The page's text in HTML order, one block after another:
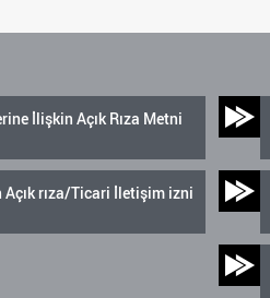
İlişkin Açık Rıza Metni
rıza/Ticari İletişim izni